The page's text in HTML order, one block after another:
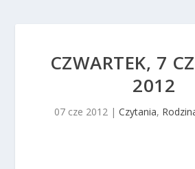
CZWARTEK, 7
2012
07 cze 2012| Czytania,